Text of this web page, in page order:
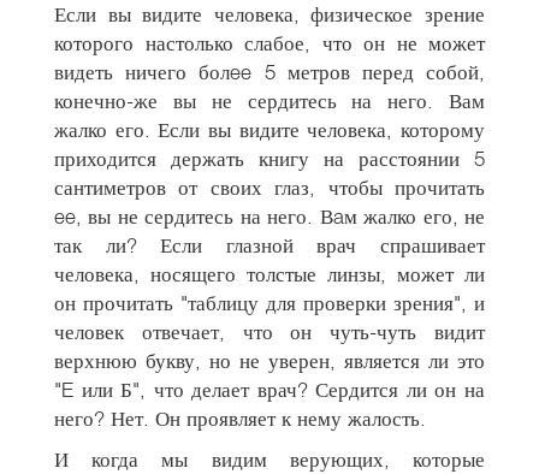
Если вы видите человека, физическое зрение
которого настолько слабое, что он не может
видеть ничего болee 5 метров перед собой,
конечно-же вы не сердитесь на него. Вам
жалко его. Если вы видите человека, которому
приходится держать книгу на расстоянии 5
сантиметров от своих глаз, чтобы прочитать
ee, вы не сердитесь на него. Вaм жалко его, не
так ли? Если глазной врач спрашивает
человека, носящего толстые линзы, может ли
он прочитать "таблицу для проверки зрения", и
человек отвечает, что он чуть-чуть видит
верхнюю букву, но не уверен, является ли это
"E или Б", что делает врач? Сердится ли он на
него? Нет. Он проявляет к нему жалость.
И когда мы видим верующих, которые